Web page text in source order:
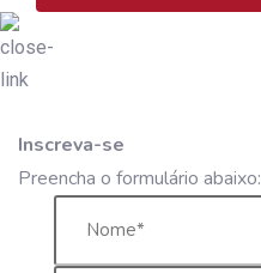
Inscreva-se
Preencha o formulário abaixo: